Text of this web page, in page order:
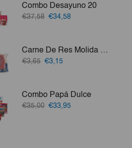
€4,58.€3,89.
Combo Desayuno 20
€37,58 El
€37,58.
€34,58El
€34,58.
Carne De Res Molida Plena 500g
€3,65 El
€3,65.
€3,15El
€3,15.
Combo Papá Dulce
€35,00 El
€33,95El